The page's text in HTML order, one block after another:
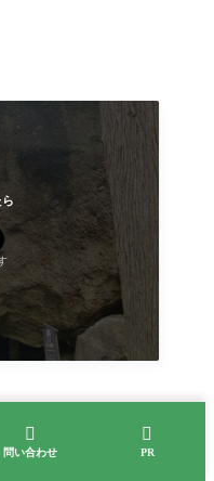

問い合わせ

PR